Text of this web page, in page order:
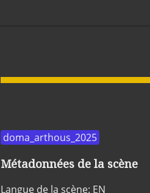
doma_arthous_2025
Métadonnées de la scène
Langue de la scène: EN